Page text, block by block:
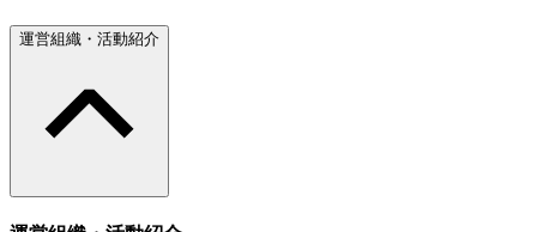
運営組織・活動紹介